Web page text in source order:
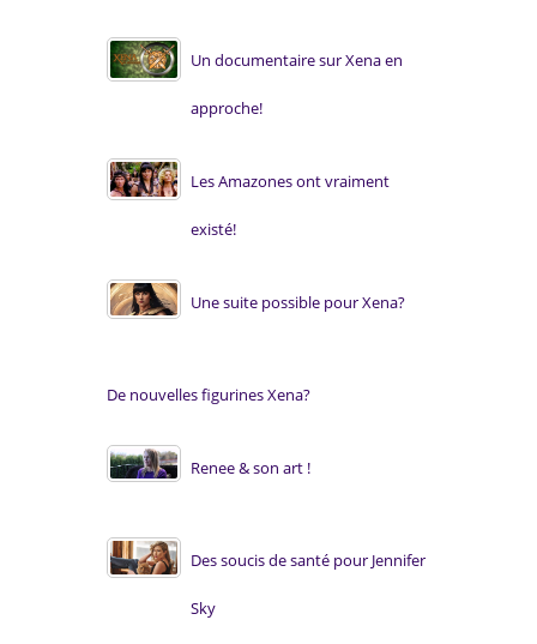
Un documentaire sur Xena en
approche!
Les Amazones ont vraiment
existé!
Une suite possible pour Xena?
De nouvelles figurines Xena?
Renee & son art !
Des soucis de santé pour Jennifer
Sky